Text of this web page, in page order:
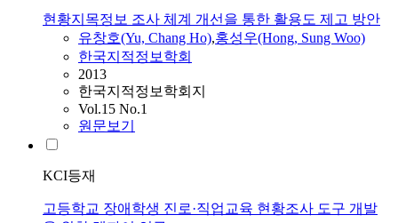
현황지목정보 조사 체계 개선을 통한 활용도 제고 방안
유창호(Yu, Chang Ho),홍성우(Hong, Sung Woo)
한국지적정보학회
2013
한국지적정보학회지
Vol.15 No.1
원문보기
KCI등재
고등학교 장애학생 진로·직업교육 현황조사 도구 개발